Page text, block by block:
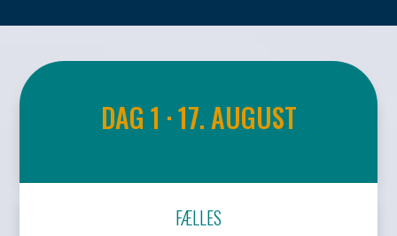
DAG 1 · 17. AUGUST
FÆLLES